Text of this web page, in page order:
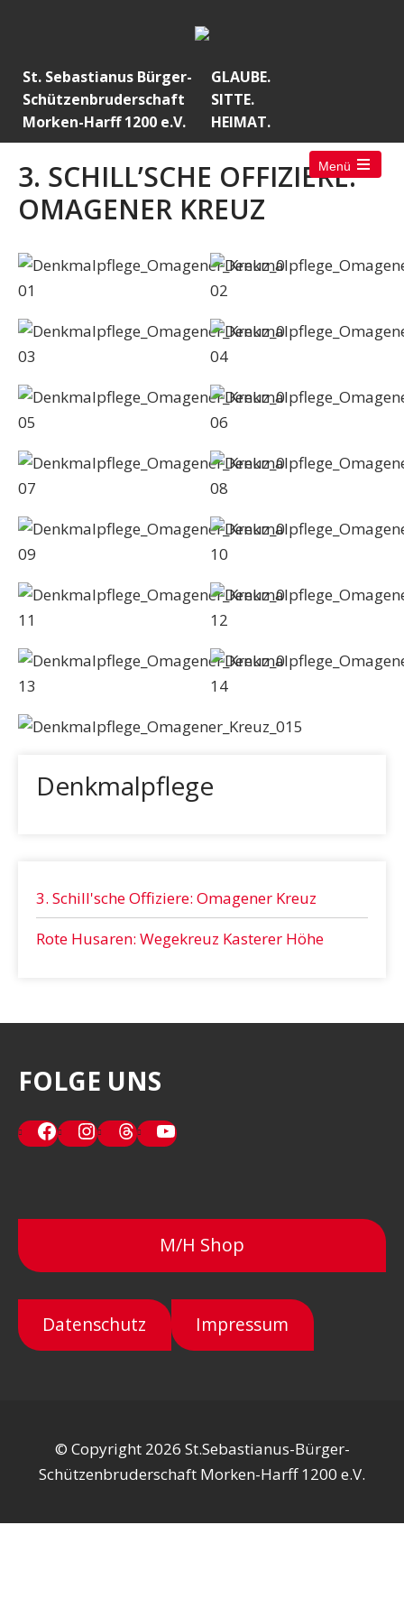
St. Sebastianus Bürger-
Schützenbruderschaft
Morken-Harff 1200 e.V.
GLAUBE.
SITTE.
HEIMAT.
Menü
Open
3. SCHILL’SCHE OFFIZIERE:
OMAGENER KREUZ
Denkmalpflege
3. Schill'sche Offiziere: Omagener Kreuz
Rote Husaren: Wegekreuz Kasterer Höhe
FOLGE UNS
Facebook
Instagram
Threads
M/H Shop
Datenschutz Impressum
© Copyright 2026 St.Sebastianus-Bürger-
Schützenbruderschaft Morken-Harff 1200 e.V.